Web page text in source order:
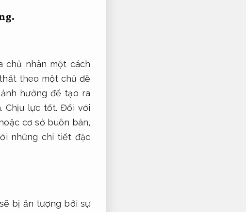
chủ nhân một cách
theo một chủ đề
hưởng để tạo ra
Chịu lực tốt. Đối với
cơ sở buôn bán,
những chi tiết đặc
bị ấn tượng bởi sự